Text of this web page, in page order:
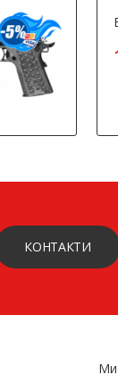
КОНТАКТИ
Ми